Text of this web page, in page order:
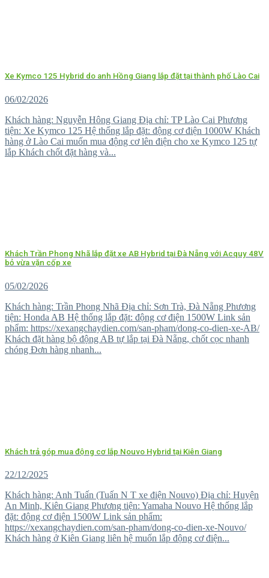
Xe Kymco 125 Hybrid do anh Hồng Giang lắp đặt tại thành phố Lào Cai
06/02/2026
Khách hàng: Nguyễn Hông Giang Địa chỉ: TP Lào Cai Phương
tiện: Xe Kymco 125 Hệ thống lắp đặt: động cơ điện 1000W Khách
hàng ở Lào Cai muốn mua động cơ lên điện cho xe Kymco 125 tự
lắp Khách chốt đặt hàng và...
Khách Trần Phong Nhã lắp đặt xe AB Hybrid tại Đà Nẵng với Acquy 48V
bỏ vừa vặn cốp xe
05/02/2026
Khách hàng: Trần Phong Nhã Địa chỉ: Sơn Trà, Đà Nẵng Phương
tiện: Honda AB Hệ thống lắp đặt: động cơ điện 1500W Link sản
phẩm: https://xexangchaydien.com/san-pham/dong-co-dien-xe-AB/
Khách đặt hàng bộ động AB tự lắp tại Đà Nẵng, chốt cọc nhanh
chóng Đơn hàng nhanh...
Khách trả góp mua động cơ lắp Nouvo Hybrid tại Kiên Giang
22/12/2025
Khách hàng: Anh Tuấn (Tuấn N T xe điện Nouvo) Địa chỉ: Huyện
An Minh, Kiên Giang Phương tiện: Yamaha Nouvo Hệ thống lắp
đặt: động cơ điện 1500W Link sản phẩm:
https://xexangchaydien.com/san-pham/dong-co-dien-xe-Nouvo/
Khách hàng ở Kiên Giang liên hệ muốn lắp động cơ điện...